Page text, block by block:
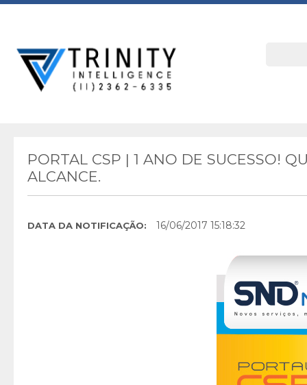
PORTAL CSP | 1 ANO DE SUCESSO!
ALCANCE.
DATA DA NOTIFICAÇÃO: 16/06/2017 15:18:32